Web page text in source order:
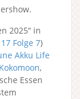
2025“ in
Folge 7)
Akku Life
Kokomoon,
Essen